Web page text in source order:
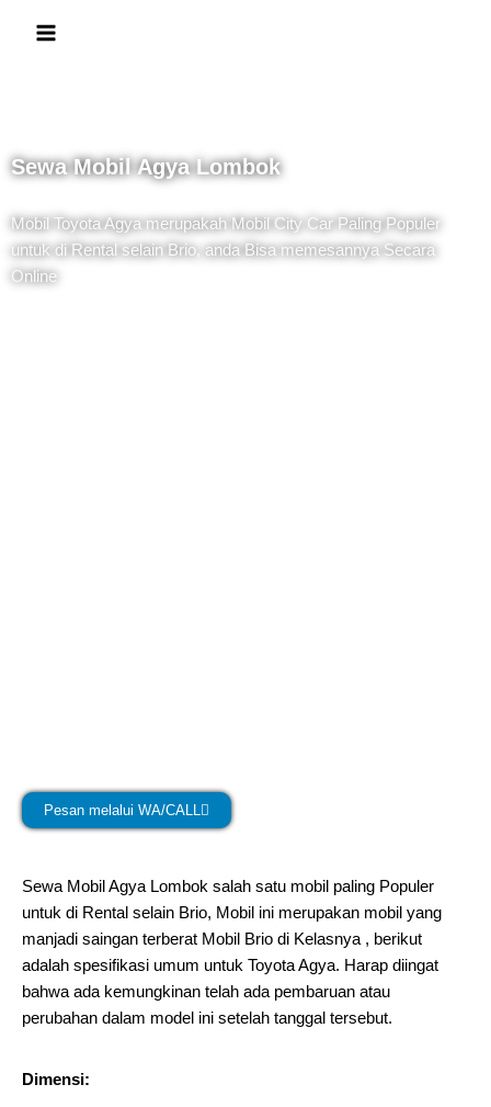
Sewa Mobil Agya Lombok
Mobil Toyota Agya merupakah Mobil City Car Paling Populer
untuk di Rental selain Brio, anda Bisa memesannya Secara
Online
Pesan melalui WA/CALL
Sewa Mobil Agya Lombok salah satu mobil paling Populer
untuk di Rental selain Brio, Mobil ini merupakan mobil yang
manjadi saingan terberat Mobil Brio di Kelasnya , berikut
adalah spesifikasi umum untuk Toyota Agya. Harap diingat
bahwa ada kemungkinan telah ada pembaruan atau
perubahan dalam model ini setelah tanggal tersebut.
Dimensi: